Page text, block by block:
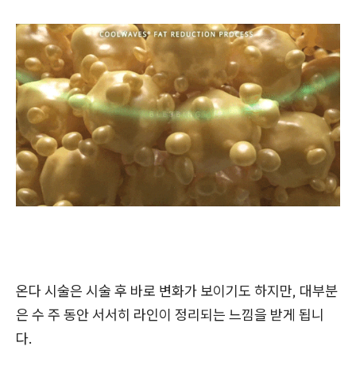
온다 시술은 시술 후 바로 변화가 보이기도 하지만, 대부분
은 수 주 동안 서서히 라인이 정리되는 느낌을 받게 됩니
다.